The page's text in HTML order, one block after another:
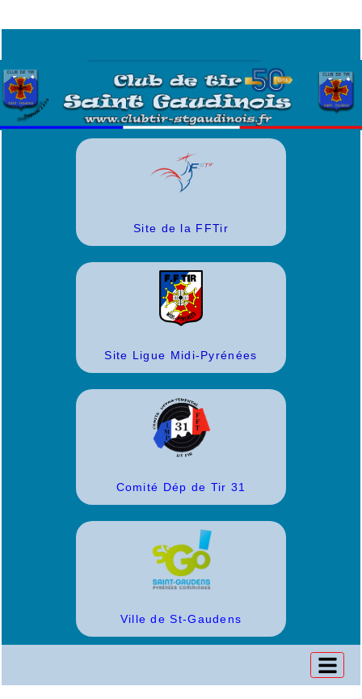
Site de la FFTir
Site Ligue Midi-Pyrénées
Comité Dép de Tir 31
Ville de St-Gaudens